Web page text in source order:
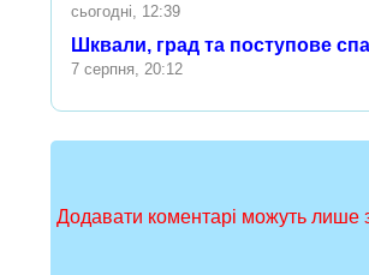
сьогодні, 12:39
Шквали, град та поступове
7 серпня, 20:12
Додавати коментарі можуть лише